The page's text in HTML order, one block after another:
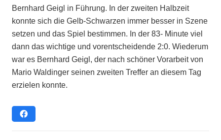
Bernhard Geigl in Führung. In der zweiten Halbzeit
konnte sich die Gelb-Schwarzen immer besser in Szene
setzen und das Spiel bestimmen. In der 83- Minute viel
dann das wichtige und vorentscheidende 2:0. Wiederum
war es Bernhard Geigl, der nach schöner Vorarbeit von
Mario Waldinger seinen zweiten Treffer an diesem Tag
erzielen konnte.